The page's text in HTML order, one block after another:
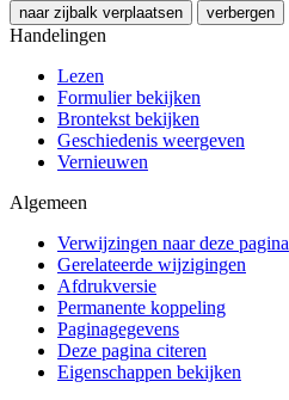
naar zijbalk verplaatsen verbergen
Handelingen
Lezen
Formulier bekijken
Brontekst bekijken
Geschiedenis weergeven
Vernieuwen
Algemeen
Verwijzingen naar deze pagina
Gerelateerde wijzigingen
Afdrukversie
Permanente koppeling
Paginagegevens
Deze pagina citeren
Eigenschappen bekijken